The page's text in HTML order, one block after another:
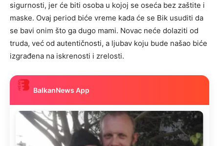
sigurnosti, jer će biti osoba u kojoj se oseća bez zaštite i
maske. Ovaj period biće vreme kada će se Bik usuditi da
se bavi onim što ga dugo mami. Novac neće dolaziti od
truda, već od autentičnosti, a ljubav koju bude našao biće
izgrađena na iskrenosti i zrelosti.
BalkanNews App